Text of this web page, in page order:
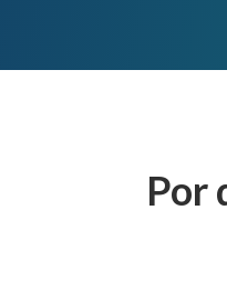
Por